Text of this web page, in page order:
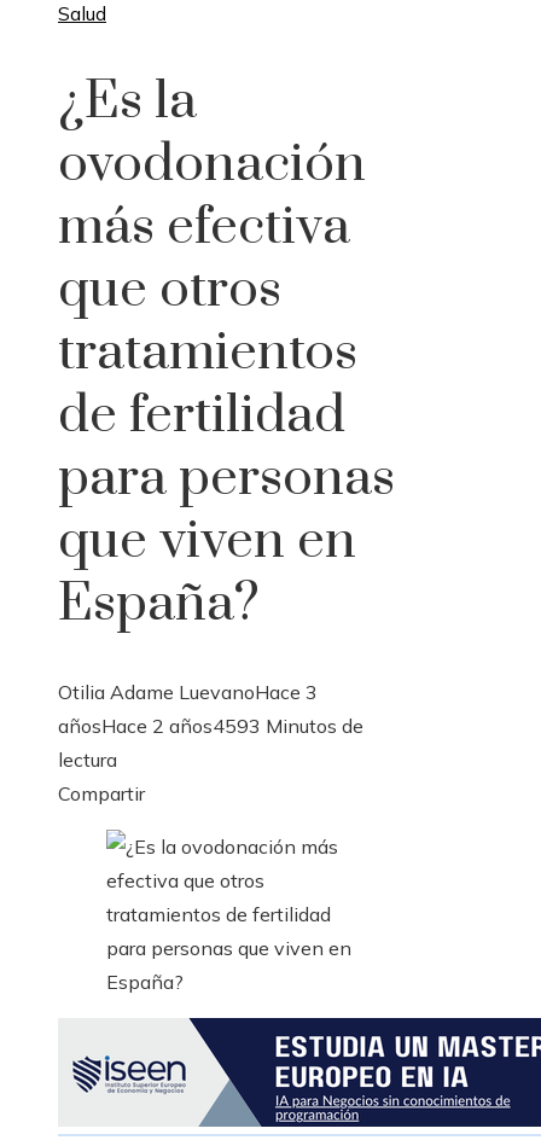
Salud
¿Es la
ovodonación
más efectiva
que otros
tratamientos
de fertilidad
para personas
que viven en
España?
Otilia Adame LuevanoHace 3
añosHace 2 años4593 Minutos de
lectura
Facebook
Twitter
LinkedIn
Pinterest
Stumbleupon
Email
Compartir